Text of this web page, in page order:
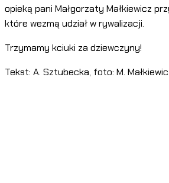
opieką pani Małgorzaty Małkiewicz
które wezmą udział w rywalizacji.
Trzymamy kciuki za dziewczyny!
Tekst: A. Sztubecka, foto: M.